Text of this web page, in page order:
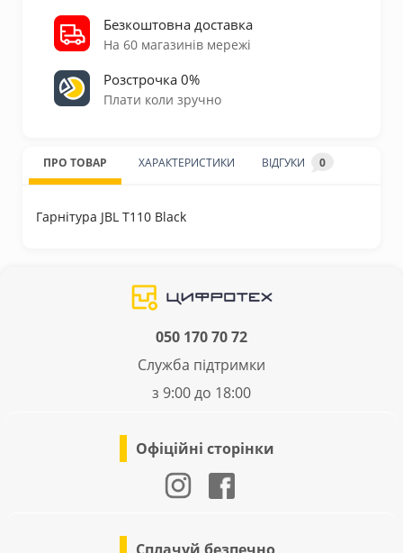
Безкоштовна доставка
На 60 магазинів мережі
Розстрочка 0%
Плати коли зручно
ПРО ТОВАР ХАРАКТЕРИСТИКИ ВІДГУКИ 0
Гарнітура JBL T110 Black
050 170 70 72
Служба підтримки
з 9:00 до 18:00
Офіційні сторінки